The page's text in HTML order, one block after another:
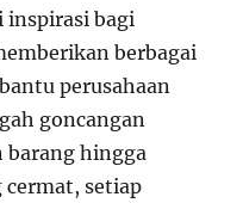
inspirasi bagi
berbagai
perusahaan
goncangan
barang hingga
setiap